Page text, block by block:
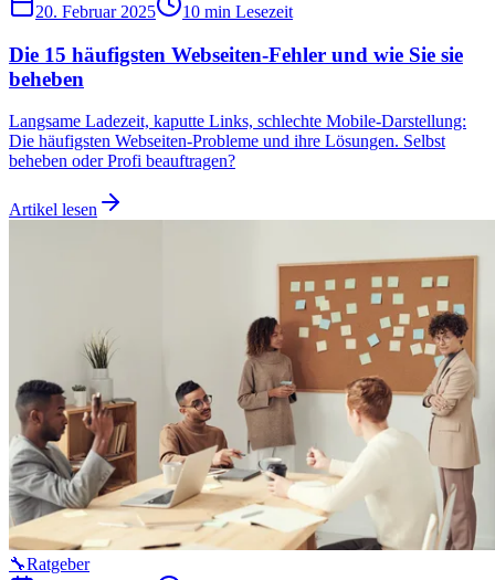
20. Februar 2025
10 min Lesezeit
Die 15 häufigsten Webseiten-Fehler und wie Sie sie
beheben
Langsame Ladezeit, kaputte Links, schlechte Mobile-Darstellung:
Die häufigsten Webseiten-Probleme und ihre Lösungen. Selbst
beheben oder Profi beauftragen?
Artikel lesen
🔧Ratgeber